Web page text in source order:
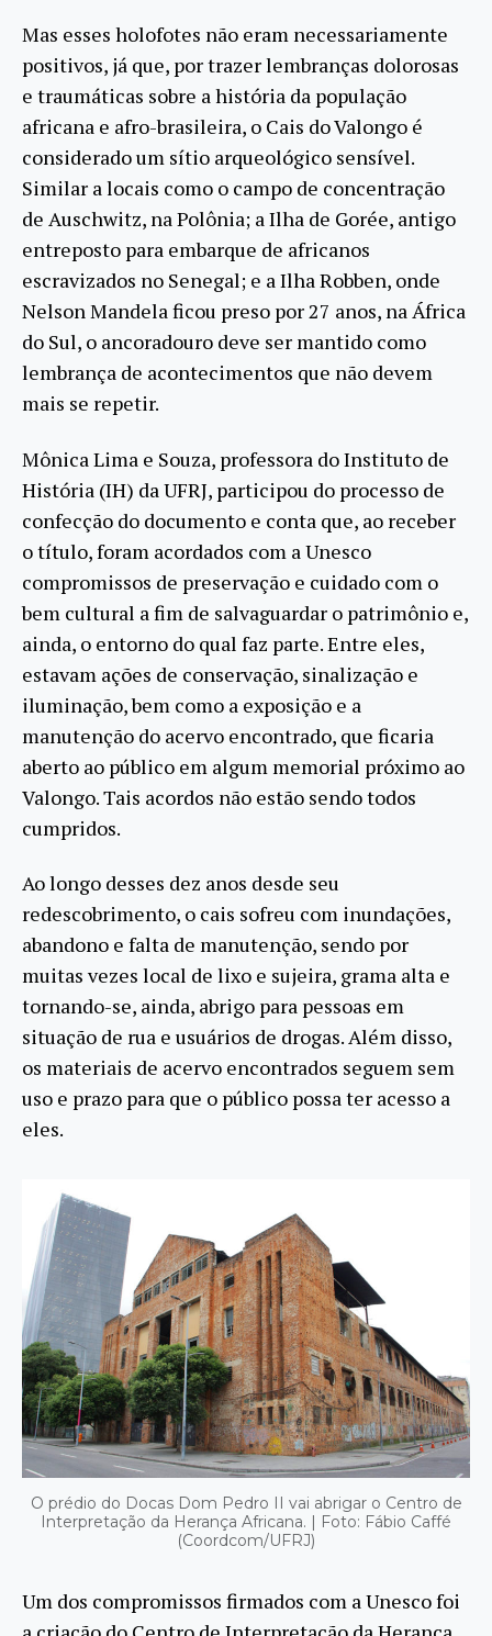
Mas esses holofotes não eram necessariamente
positivos, já que, por trazer lembranças dolorosas
e traumáticas sobre a história da população
africana e afro-brasileira, o Cais do Valongo é
considerado um sítio arqueológico sensível.
Similar a locais como o campo de concentração
de Auschwitz, na Polônia; a Ilha de Gorée, antigo
entreposto para embarque de africanos
escravizados no Senegal; e a Ilha Robben, onde
Nelson Mandela ficou preso por 27 anos, na África
do Sul, o ancoradouro deve ser mantido como
lembrança de acontecimentos que não devem
mais se repetir.
Mônica Lima e Souza, professora do Instituto de
História (IH) da UFRJ, participou do processo de
confecção do documento e conta que, ao receber
o título, foram acordados com a Unesco
compromissos de preservação e cuidado com o
bem cultural a fim de salvaguardar o patrimônio e,
ainda, o entorno do qual faz parte. Entre eles,
estavam ações de conservação, sinalização e
iluminação, bem como a exposição e a
manutenção do acervo encontrado, que ficaria
aberto ao público em algum memorial próximo ao
Valongo. Tais acordos não estão sendo todos
cumpridos.
Ao longo desses dez anos desde seu
redescobrimento, o cais sofreu com inundações,
abandono e falta de manutenção, sendo por
muitas vezes local de lixo e sujeira, grama alta e
tornando-se, ainda, abrigo para pessoas em
situação de rua e usuários de drogas. Além disso,
os materiais de acervo encontrados seguem sem
uso e prazo para que o público possa ter acesso a
eles.
O prédio do Docas Dom Pedro II vai abrigar o Centro de
Interpretação da Herança Africana. | Foto: Fábio Caffé
(Coordcom/UFRJ)
Um dos compromissos firmados com a Unesco foi